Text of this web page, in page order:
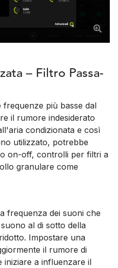
– Filtro Passa-
più basse dal
il rumore indesiderato
condizionata e così
utilizzato, potrebbe
on-off, controlli per filtri a
granulare come
frequenza dei suoni che
al di sotto della
Impostare una
il rumore di
a influenzare il